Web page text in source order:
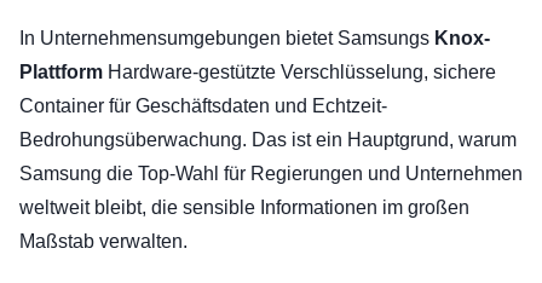
In Unternehmensumgebungen bietet Samsungs Knox-
Plattform Hardware-gestützte Verschlüsselung, sichere
Container für Geschäftsdaten und Echtzeit-
Bedrohungsüberwachung. Das ist ein Hauptgrund, warum
Samsung die Top-Wahl für Regierungen und Unternehmen
weltweit bleibt, die sensible Informationen im großen
Maßstab verwalten.